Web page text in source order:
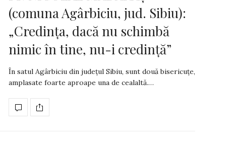
(comuna Agârbiciu, jud. Sibiu):
„Credința, dacă nu schimbă
nimic în tine, nu-i credință”
În satul Agârbiciu din județul Sibiu, sunt două bisericuțe,
amplasate foarte aproape una de cealaltă.…